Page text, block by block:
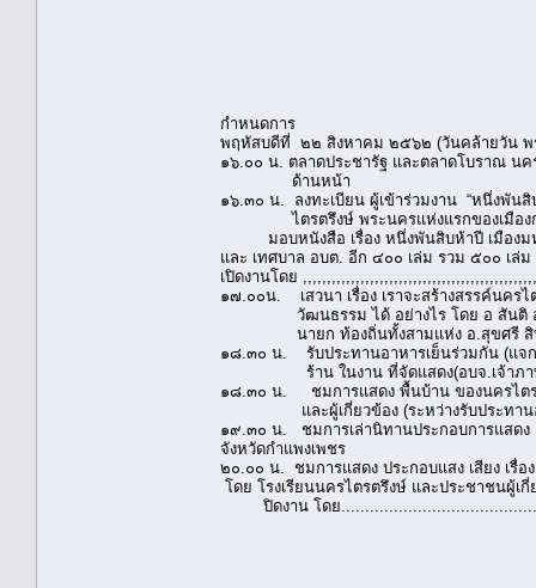
กำหนดการ
พฤหัสบดีที่ ๒๒ สิงหาคม ๒๕๖๒ (วันคล้ายวัน พ
๑๖.๐๐ น. ตลาดประชารัฐ และตลาดโบราณ
ด้านหน้า
๑๖.๓๐ น. ลงทะเบียน ผู้เข้าร่วมงาน “หนึ่งพัน
ไตรตรึงษ์ พระนครแห่งแรกของเมืองกำ
มอบหนังสือ เรื่อง หนึ่งพันสิบห้าปี เมืองมหัศ
และ เทศบาล อบต. อีก ๔๐๐ เล่ม รวม ๕๐๐ เล่ม
เปิดงานโดย
๑๗.๐๐น. เสวนา เรื่อง เราจะสร้างสรรค์นครไ
วัฒนธรรม ได้ อย่างไร โดย อ สันติ อ
นายก ท้องถิ่นทั้งสามแห่ง อ.สุขศรี สิทธิ
๑๘.๓๐ น. รับประทานอาหารเย็นร่วมกัน (แ
ร้าน ในงาน ที่จัดแสดง(อบจ.เจ้าภา
๑๘.๓๐ น. ชมการแสดง พื้นบ้าน ของนครไตร
และผู้เกี่ยวข้อง (ระหว่างรับประทาน
๑๙.๓๐ น. ชมการเล่านิทานประกอบการแสดง
จังหวัดกำแพงเพชร
๒๐.๐๐ น. ชมการแสดง ประกอบแสง เสียง เรื่
โดย โรงเรียนนครไตรตรึงษ์ และประชาชนผู้เกี่
ปิดงาน โดย